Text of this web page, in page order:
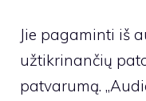
Jie pagaminti iš
užtikrinančių
patvarumą.